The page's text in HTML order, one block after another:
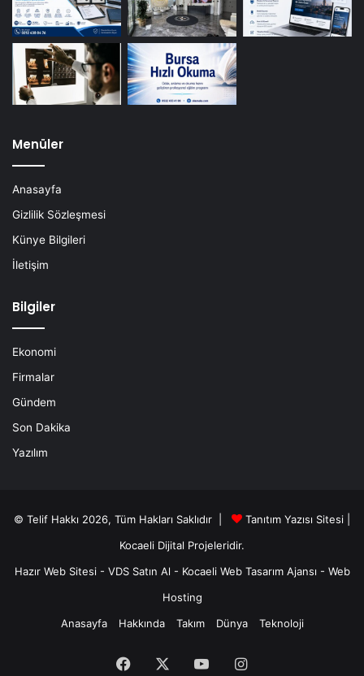
Menüler
Anasayfa
Gizlilik Sözleşmesi
Künye Bilgileri
İletişim
Bilgiler
Ekonomi
Firmalar
Gündem
Son Dakika
Yazılım
© Telif Hakkı 2026, Tüm Hakları Saklıdır |
Tanıtım Yazısı Sitesi |
Kocaeli Dijital Projeleridir.
Hazır Web Sitesi- VDS Satın Al - Kocaeli Web Tasarım Ajansı - Web
Hosting
Anasayfa
Hakkında Takım Dünya Teknoloji
Facebook YouTubeInstagram